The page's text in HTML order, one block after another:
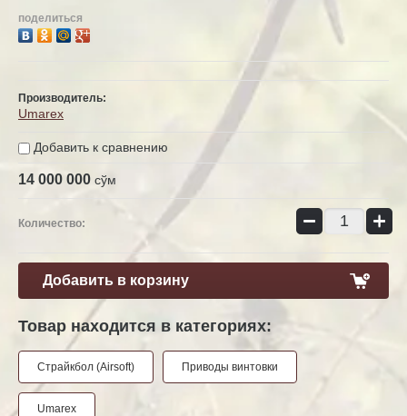
поделиться
Производитель:
Umarex
Добавить к сравнению
14 000 000 сўм
Количество: − +
Добавить в корзину
Товар находится в категориях:
Страйкбол (Airsoft) Приводы винтовки
Umarex